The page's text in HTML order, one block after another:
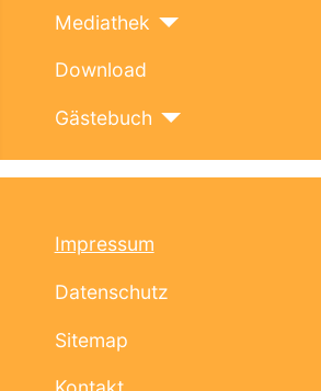
Mediathek
Download
Gästebuch
Impressum
Datenschutz
Sitemap